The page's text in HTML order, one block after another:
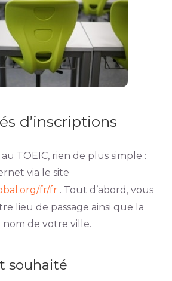
d’inscriptions
TOEIC, rien de plus simple :
via le site
fr/fr. Tout d’abord, vous
lieu de passage ainsi que la
de votre ville.
souhaité